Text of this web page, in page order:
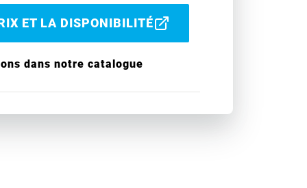
ET LA DISPONIBILITÉ
dans notre catalogue